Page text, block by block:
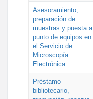
Asesoramiento,
preparación de
muestras y puesta a
punto de equipos en
el Servicio de
Microscopía
Electrónica
Préstamo
bibliotecario,